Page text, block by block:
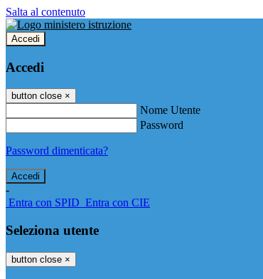
Salta al contenuto
Accedi
Accedi
button close ×
Nome Utente
Password
Password dimenticata?
-
Entra con SPID Entra con CIE
Seleziona utente
button close ×